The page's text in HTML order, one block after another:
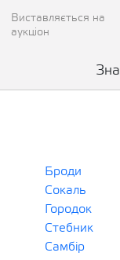
Виставляється на
аукціон
Броди
Сокаль
Городок
Стебник
Самбір